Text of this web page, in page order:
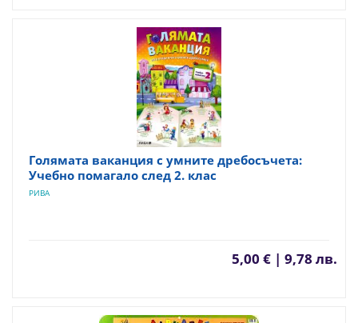
Голямата ваканция с умните дребосъчета:
Учебно помагало след 2. клас
РИВА
5,00 € | 9,78 лв.